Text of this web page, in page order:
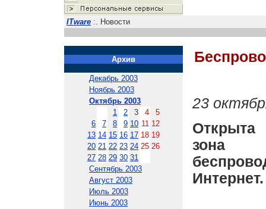
ITware :. Новости
Архив
Декабрь 2003
Ноябрь 2003
Октябрь 2003
1
2 3 4
5
6
7 8 9 10 11 12
13 14 15 16 17 18 19
20 21 22 23 24 25 26
27 28 29 30 31
Сентябрь 2003
Август 2003
Июль 2003
Июнь 2003
23
зона
Интернет.